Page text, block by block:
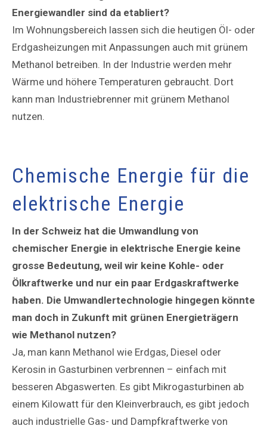
Energiewandler sind da etabliert?
Im Wohnungsbereich lassen sich die heutigen Öl- oder
Erdgasheizungen mit Anpassungen auch mit grünem
Methanol betreiben. In der Industrie werden mehr
Wärme und höhere Temperaturen gebraucht. Dort
kann man Industriebrenner mit grünem Methanol
nutzen.
Chemische Energie für die
elektrische Energie
In der Schweiz hat die Umwandlung von
chemischer Energie in elektrische Energie keine
grosse Bedeutung, weil wir keine Kohle- oder
Ölkraftwerke und nur ein paar Erdgaskraftwerke
haben. Die Umwandlertechnologie hingegen könnte
man doch in Zukunft mit grünen Energieträgern
wie Methanol nutzen?
Ja, man kann Methanol wie Erdgas, Diesel oder
Kerosin in Gasturbinen verbrennen – einfach mit
besseren Abgaswerten. Es gibt Mikrogasturbinen ab
einem Kilowatt für den Kleinverbrauch, es gibt jedoch
auch industrielle Gas- und Dampfkraftwerke von